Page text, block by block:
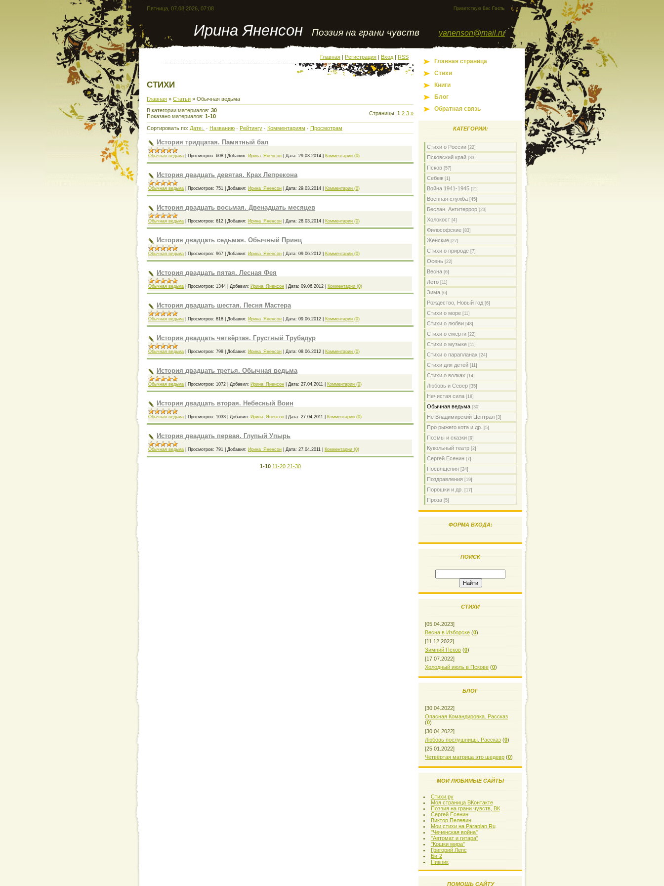
Пятница, 07.08.2026, 07:08 Приветствую Вас Гость
Ирина Яненсон Поэзия на грани чувств yanenson@mail.ru
Главная | Регистрация | Вход | RSS
СТИХИ
Главная » Статьи » Обычная ведьма
В категории материалов: 30
Показано материалов: 1-10 Страницы: 1 2 3 »
Сортировать по: Дате · Названию · Рейтингу · Комментариям · Просмотрам
История тридцатая. Памятный бал
Обычная ведьма Просмотров: 608 Добавил: Ирина_Яненсон Дата: 29.03.2014 Комментарии (0)
История двадцать девятая. Крах Лепрекона
Обычная ведьма Просмотров: 751 Добавил: Ирина_Яненсон Дата: 29.03.2014 Комментарии (0)
История двадцать восьмая. Двенадцать месяцев
Обычная ведьма Просмотров: 612 Добавил: Ирина_Яненсон Дата: 28.03.2014 Комментарии (0)
История двадцать седьмая. Обычный Принц
Обычная ведьма Просмотров: 967 Добавил: Ирина_Яненсон Дата: 09.06.2012 Комментарии (0)
История двадцать пятая. Лесная Фея
Обычная ведьма Просмотров: 1344 Добавил: Ирина_Яненсон Дата: 09.06.2012 Комментарии (0)
История двадцать шестая. Песня Мастера
Обычная ведьма Просмотров: 818 Добавил: Ирина_Яненсон Дата: 09.06.2012 Комментарии (0)
История двадцать четвёртая. Грустный Трубадур
Обычная ведьма Просмотров: 798 Добавил: Ирина_Яненсон Дата: 08.06.2012 Комментарии (0)
История двадцать третья. Обычная ведьма
Обычная ведьма Просмотров: 1072 Добавил: Ирина_Яненсон Дата: 27.04.2011 Комментарии (0)
История двадцать вторая. Небесный Воин
Обычная ведьма Просмотров: 1033 Добавил: Ирина_Яненсон Дата: 27.04.2011 Комментарии (0)
История двадцать первая. Глупый Упырь
Обычная ведьма Просмотров: 791 Добавил: Ирина_Яненсон Дата: 27.04.2011 Комментарии (0)
1-10 11-20 21-30
Главная страница
Стихи
Книги
Блог
Обратная связь
КАТЕГОРИИ:
Стихи о России [22]
Псковский край [33]
Псков [57]
Себеж [1]
Война 1941-1945 [21]
Военная служба [45]
Беслан. Антитеррор [23]
Холокост [4]
Философские [83]
Женские [27]
Стихи о природе [7]
Осень [22]
Весна [6]
Лето [11]
Зима [6]
Рождество, Новый год [6]
Стихи о море [11]
Стихи о любви [48]
Стихи о смерти [22]
Стихи о музыке [11]
Стихи о парапланах [24]
Стихи для детей [11]
Стихи о волках [14]
Любовь и Север [35]
Нечистая сила [18]
Обычная ведьма [30]
Не Владимирский Централ [3]
Про рыжего кота и др. [5]
Поэмы и сказки [9]
Кукольный театр [2]
Сергей Есенин [7]
Посвящения [24]
Поздравления [19]
Порошки и др. [17]
Проза [5]
ФОРМА ВХОДА:
ПОИСК
СТИХИ
[05.04.2023]
Весна в Изборске (0)
[11.12.2022]
Зимний Псков (0)
[17.07.2022]
Холодный июль в Пскове (0)
БЛОГ
[30.04.2022]
Опасная Командировка. Рассказ
(0)
[30.04.2022]
Любовь послушницы. Рассказ (0)
[25.01.2022]
Четвёртая матрица это шедевр (0)
МОИ ЛЮБИМЫЕ САЙТЫ
Стихи.ру
Моя страница ВКонтакте
Поэзия на грани чувств, ВК
Сергей Есенин
Виктор Пелевин
Мои стихи на Paraplan.Ru
"Чеченская война"
"Автомат и гитара"
"Кошки мира"
Григорий Лепс
Би-2
Пикник
ПОМОЩЬ САЙТУ